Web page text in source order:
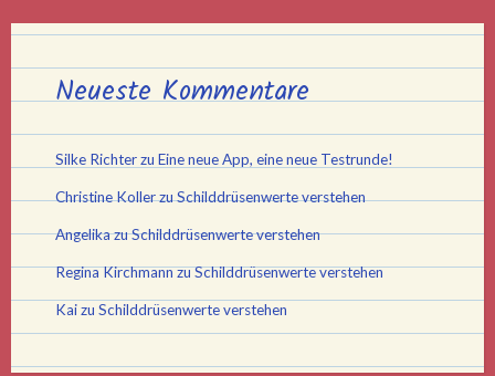
Neueste Kommentare
Silke Richterzu Eine neue App, eine neue Testrunde!
Christine KollerzuSchilddrüsenwerte verstehen
AngelikazuSchilddrüsenwerte verstehen
Regina KirchmannzuSchilddrüsenwerte verstehen
Kaizu Schilddrüsenwerte verstehen